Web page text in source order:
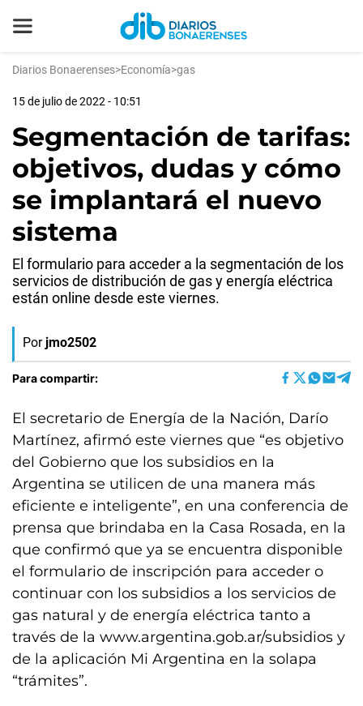
Diarios Bonaerenses>Economía>gas
15 de julio de 2022 - 10:51
Segmentación de tarifas:
objetivos, dudas y cómo
se implantará el nuevo
sistema
El formulario para acceder a la segmentación de los
servicios de distribución de gas y energía eléctrica
están online desde este viernes.
Por jmo2502
Para compartir:
El secretario de Energía de la Nación, Darío
Martínez, afirmó este viernes que “es objetivo
del Gobierno que los subsidios en la
Argentina se utilicen de una manera más
eficiente e inteligente”, en una conferencia de
prensa que brindaba en la Casa Rosada, en la
que confirmó que ya se encuentra disponible
el formulario de inscripción para acceder o
continuar con los subsidios a los servicios de
gas natural y de energía eléctrica tanto a
través de la www.argentina.gob.ar/subsidios y
de la aplicación Mi Argentina en la solapa
“trámites”.